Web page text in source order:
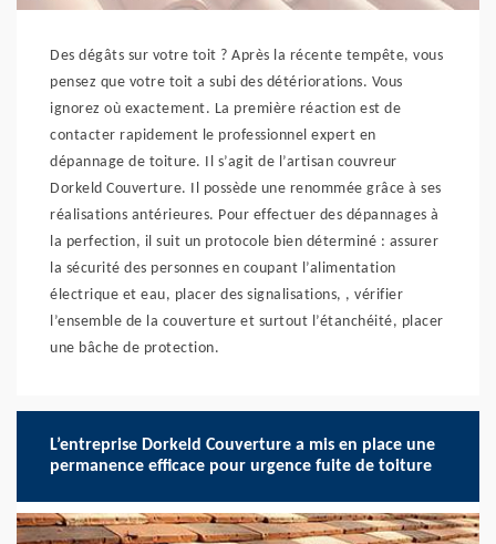
Des dégâts sur votre toit ? Après la récente tempête, vous
pensez que votre toit a subi des détériorations. Vous
ignorez où exactement. La première réaction est de
contacter rapidement le professionnel expert en
dépannage de toiture. Il s’agit de l’artisan couvreur
Dorkeld Couverture. Il possède une renommée grâce à ses
réalisations antérieures. Pour effectuer des dépannages à
la perfection, il suit un protocole bien déterminé : assurer
la sécurité des personnes en coupant l’alimentation
électrique et eau, placer des signalisations, , vérifier
l’ensemble de la couverture et surtout l’étanchéité, placer
une bâche de protection.
L’entreprise Dorkeld Couverture a mis en place une
permanence efficace pour urgence fuite de toiture